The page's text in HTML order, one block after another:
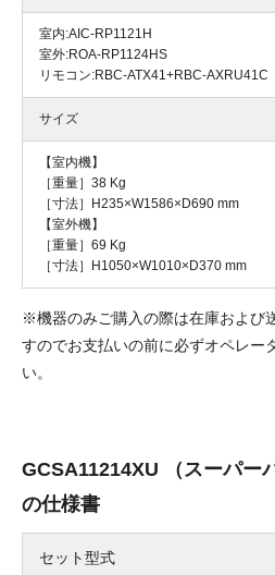
室内:AIC-RP1121H
室外:ROA-RP1124HS
リモコン:RBC-ATX41+RBC-AXRU41C
サイズ
【室内機】
［重量］38 Kg
［寸法］H235×W1586×D690 mm
【室外機】
［重量］69 Kg
［寸法］H1050×W1010×D370 mm
※機器のみご購入の際は在庫および
すのでお支払いの前に必ずオペレー
い。
GCSA11214XU （スーパー
の仕様書
セット型式